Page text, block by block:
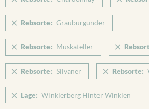
Rebsorte: Grauburgunder
Rebsorte: Muskateller
Rebsorte: Silvaner Rebsorte:
Lage: Winklerberg Hinter Winklen